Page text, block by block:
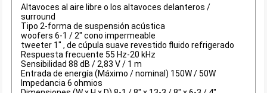
Altavoces al aire libre o los altavoces delanteros /
surround
Tipo 2-forma de suspensión acústica
woofers 6-1 / 2" cono impermeable
tweeter 1" , de cúpula suave revestido fluido refrigerado
Respuesta frecuente 55 Hz-20 kHz
Sensibilidad 88 dB / 2,83 V / 1 m
Entrada de energía (Máximo / nominal) 150W / 50W
Impedancia 6 ohmios